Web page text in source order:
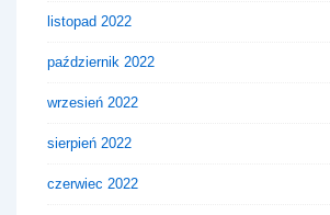
listopad 2022
październik 2022
wrzesień 2022
sierpień 2022
czerwiec 2022